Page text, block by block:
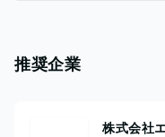
推奨企業
株式会社